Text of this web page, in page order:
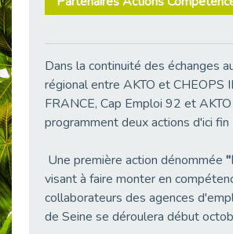
Publié le 30/05/2026
Publié le 21/05/2026
Publié le 12/05/2026
Publié le 12/05/2026
Dans la continuité des échanges
régional entre AKTO et CHEOPS
FRANCE, Cap Emploi 92 et AKTO
programment deux actions d'ici
Une première action dénommée
visant à faire monter en
collaborateurs des agences
de Seine se déroulera début